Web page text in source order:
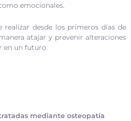
emocionales.
realizar desde los primeros días de
atajar y prevenir alteraciones
en un futuro.
mediante osteopatía